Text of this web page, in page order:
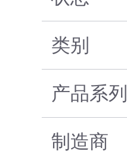
类别
产品系列
制造商